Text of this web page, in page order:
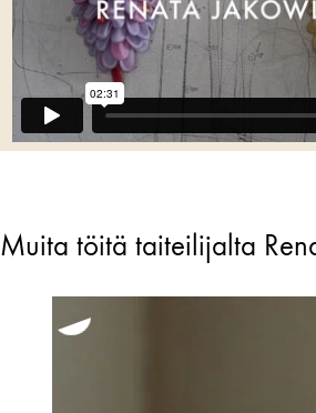
Muita töitä taiteilijalta